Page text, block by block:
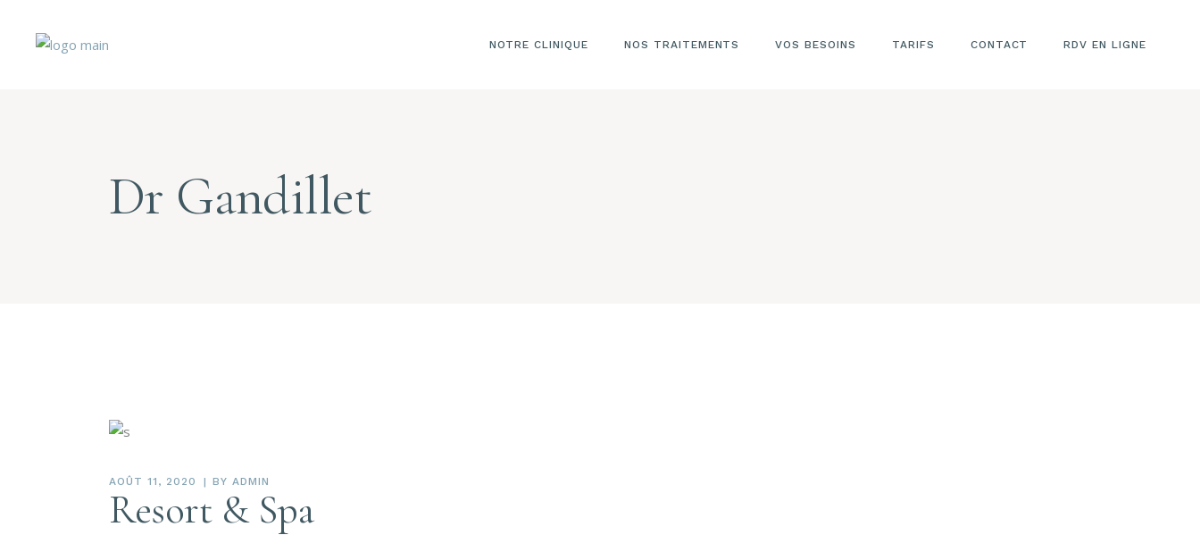
NOTRE CLINIQUE NOS TRAITEMENTS VOS BESOINS TARIFS CONTACT RDV EN LIGNE
Dr Gandillet
AOÛT 11, 2020 BY ADMIN
Resort & Spa